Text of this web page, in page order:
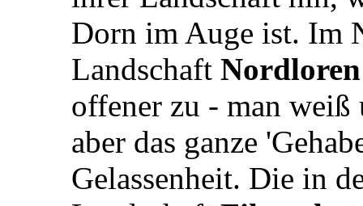
Dorn im Auge ist. Im
Landschaft Nordloren
offener zu - man
aber das ganze
Gelassenheit. Die in